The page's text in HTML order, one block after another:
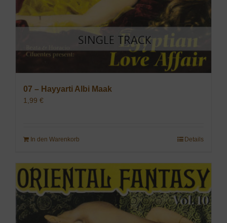
07 – Hayyarti Albi Maak
1,99 €
In den Warenkorb Details